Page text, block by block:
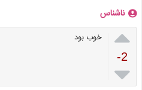
ناشناس

-2

خوب بود